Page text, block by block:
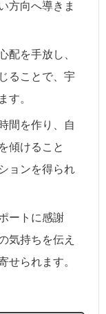
方向へ導きま
配を手放し、
ることで、宇
す。
間を作り、自
傾けること
ョンを得られ
ートに感謝
気持ちを伝え
せられます。